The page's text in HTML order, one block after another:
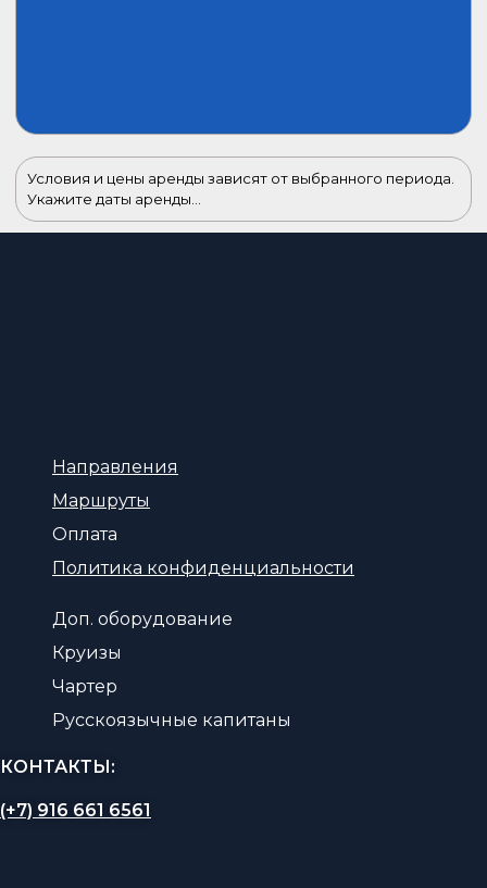
Условия и цены аренды зависят от выбранного периода.
Укажите даты аренды...
Направления
Маршруты
Оплата
Политика конфиденциальности
Доп. оборудование
Круизы
Чартер
Русскоязычные капитаны
КОНТАКТЫ:
(+7) 916 661 6561